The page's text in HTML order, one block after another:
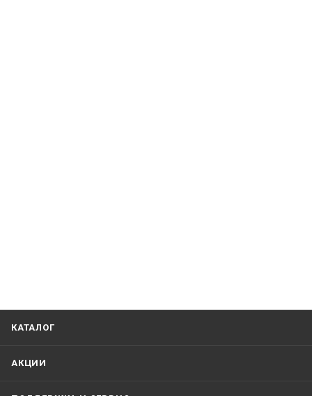
КАТАЛОГ
АКЦИИ